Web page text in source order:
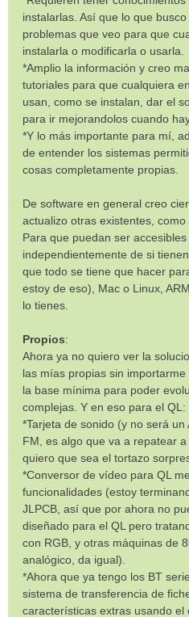
instalarlas. Así que lo que
problemas que veo para que
instalarla o modificarla o usarla.
*Amplio la información y creo
tutoriales para que cualquiera
usan, como se instalan, dar el
para ir mejorandolos cuando
*Y lo más importante para mí,
de entender los sistemas
cosas completamente propias.
De software en general creo
actualizo otras existentes, como
Para que puedan ser
independientemente de si
que todo se tiene que hacer
estoy de eso), Mac o Linux,
lo tienes.
Propios:
Ahora ya no quiero ver la
las mías propias sin
la base mínima para poder
complejas. Y en eso para el QL:
*Tarjeta de sonido (y no será un
FM, es algo que va a repatear
quiero que sea el tortazo
*Conversor de vídeo para QL
funcionalidades (estoy
JLPCB, así que por ahora no
diseñado para el QL pero
con RGB, y otras máquinas de
analógico, da igual).
*Ahora que ya tengo los BT
sistema de transferencia de
características extras usando el